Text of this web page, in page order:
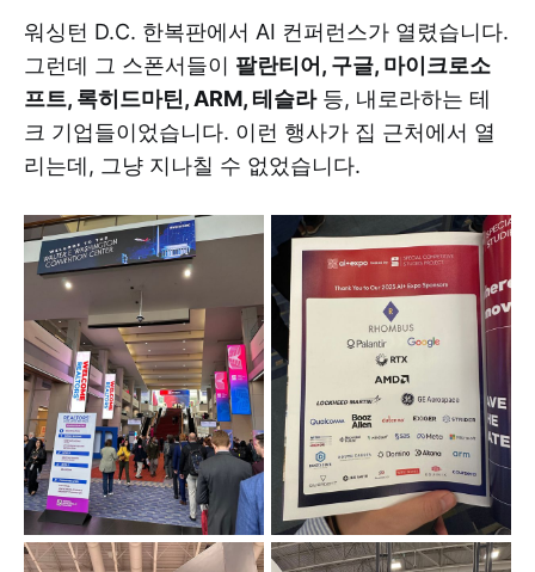
워싱턴 D.C. 한복판에서 AI 컨퍼런스가 열렸습니다.
그런데 그 스폰서들이 팔란티어, 구글, 마이크로소
프트, 록히드마틴, ARM, 테슬라등, 내로라하는 테
크 기업들이었습니다. 이런 행사가 집 근처에서 열
리는데, 그냥 지나칠 수 없었습니다.